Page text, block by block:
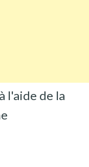
l'aide de la